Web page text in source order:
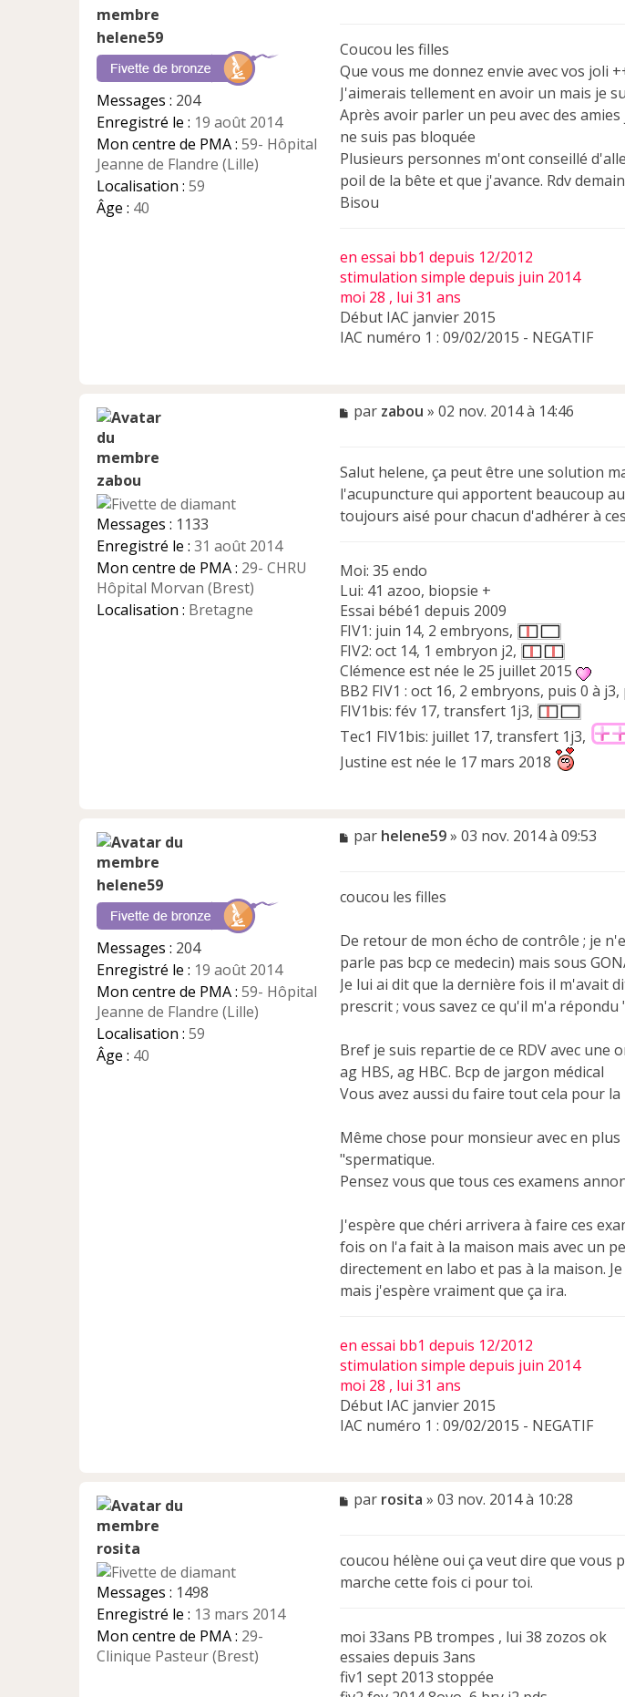
helene59
Messages : 204
Enregistré le : 19 août 2014
Mon centre de PMA : 59- Hôpital
Jeanne de Flandre (Lille)
Localisation : 59
Âge : 40
a
g
e
n
o
n
l
u
Coucou les filles
Que vous me donnez envie avec vos joli
J'aimerais tellement en avoir un mais je
Après avoir parler un peu avec des
ne suis pas bloquée
Plusieurs personnes m'ont conseillé
poil de la bête et que j'avance. Rdv
Bisou
en essai bb1 depuis 12/2012
stimulation simple depuis juin 2014
moi 28 , lui 31 ans
Début IAC janvier 2015
IAC numéro 1 : 09/02/2015 - NEGATIF
zabou
Messages : 1133
Enregistré le : 31 août 2014
Mon centre de PMA : 29- CHRU
Hôpital Morvan (Brest)
Localisation : Bretagne
M
a
g
e
n
l
u
par zabou » 02 nov. 2014 à 14:46
Salut helene, ça peut être une solution
l'acupuncture qui apportent beaucoup
toujours aisé pour chacun d'adhérer à
Moi: 35 endo
Lui: 41 azoo, biopsie +
Essai bébé1 depuis 2009
FIV1: juin 14, 2 embryons,
FIV2: oct 14, 1 embryon j2,
Clémence est née le 25 juillet 2015
BB2 FIV1 : oct 16, 2 embryons, puis 0 à
FIV1bis: fév 17, transfert 1j3,
Tec1 FIV1bis: juillet 17, transfert 1j3,
Justine est née le 17 mars 2018
helene59
Messages : 204
Enregistré le : 19 août 2014
Mon centre de PMA : 59- Hôpital
Jeanne de Flandre (Lille)
Localisation : 59
Âge : 40
M
a
e
n
o
n
l
par helene59» 03 nov. 2014 à 09:53
coucou les filles
De retour de mon écho de contrôle ; je
parle pas bcp ce medecin) mais sous
Je lui ai dit que la dernière fois il m'avait
prescrit ; vous savez ce qu'il m'a
Bref je suis repartie de ce RDV avec
ag HBS, ag HBC. Bcp de jargon médical
Vous avez aussi du faire tout cela pour
Même chose pour monsieur avec en
"spermatique.
Pensez vous que tous ces examens
J'espère que chéri arrivera à faire ces
fois on l'a fait à la maison mais avec un
directement en labo et pas à la maison.
mais j'espère vraiment que ça ira.
en essai bb1 depuis 12/2012
stimulation simple depuis juin 2014
moi 28 , lui 31 ans
Début IAC janvier 2015
IAC numéro 1 : 09/02/2015 - NEGATIF
rosita
Messages : 1498
Enregistré le : 13 mars 2014
Mon centre de PMA : 29-
Clinique Pasteur (Brest)
M
a
g
o
n
l
u
par rosita » 03 nov. 2014 à 10:28
coucou hélène oui ça veut dire que vous
marche cette fois ci pour toi.
moi 33ans PB trompes , lui 38 zozos ok
essaies depuis 3ans
fiv1 sept 2013 stoppée